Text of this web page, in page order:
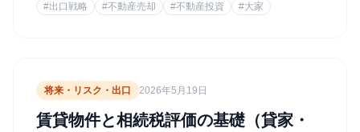
#出口戦略 #不動産売却 #不動産投資 #大家
将来・リスク・出口 2026年5月19日
賃貸物件と相続税評価の基礎（貸家・